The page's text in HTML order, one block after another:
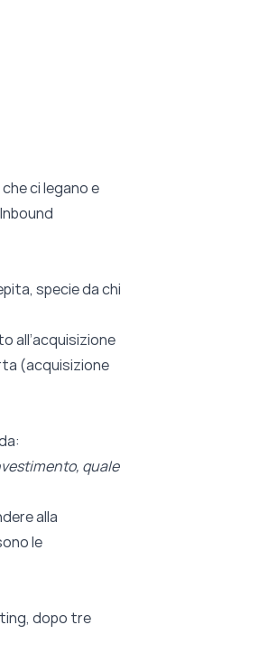
ci legano e
specie da chi
all’acquisizione
(acquisizione
quale
alla
le
dopo tre